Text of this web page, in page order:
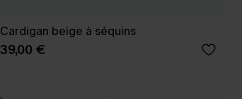
Cardigan beige à séquins
39,00 €